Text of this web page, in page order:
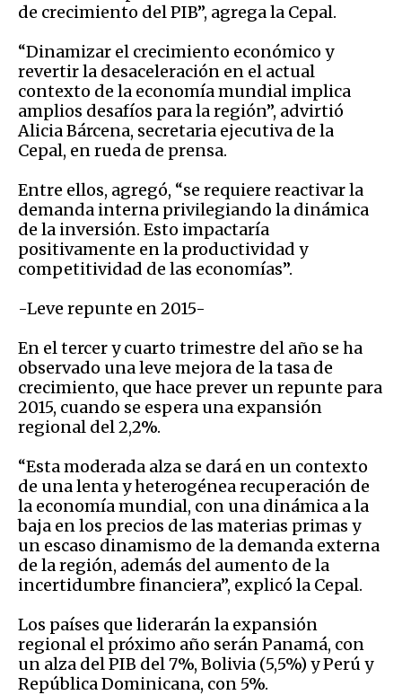
de crecimiento del PIB”, agrega la Cepal.
“Dinamizar el crecimiento económico y
revertir la desaceleración en el actual
contexto de la economía mundial implica
amplios desafíos para la región”, advirtió
Alicia Bárcena, secretaria ejecutiva de la
Cepal, en rueda de prensa.
Entre ellos, agregó, “se requiere reactivar la
demanda interna privilegiando la dinámica
de la inversión. Esto impactaría
positivamente en la productividad y
competitividad de las economías”.
-Leve repunte en 2015-
En el tercer y cuarto trimestre del año se ha
observado una leve mejora de la tasa de
crecimiento, que hace prever un repunte para
2015, cuando se espera una expansión
regional del 2,2%.
“Esta moderada alza se dará en un contexto
de una lenta y heterogénea recuperación de
la economía mundial, con una dinámica a la
baja en los precios de las materias primas y
un escaso dinamismo de la demanda externa
de la región, además del aumento de la
incertidumbre financiera”, explicó la Cepal.
Los países que liderarán la expansión
regional el próximo año serán Panamá, con
un alza del PIB del 7%, Bolivia (5,5%) y Perú y
República Dominicana, con 5%.